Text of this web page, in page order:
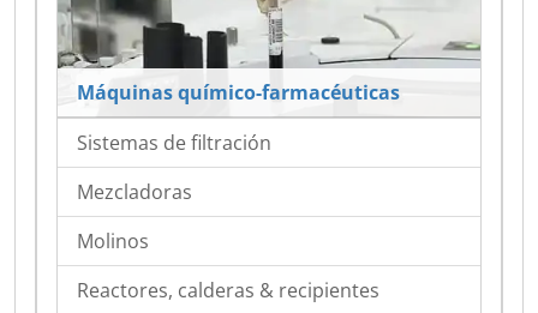
Máquinas químico-farmacéuticas
Sistemas de filtración
Mezcladoras
Molinos
Reactores, calderas & recipientes